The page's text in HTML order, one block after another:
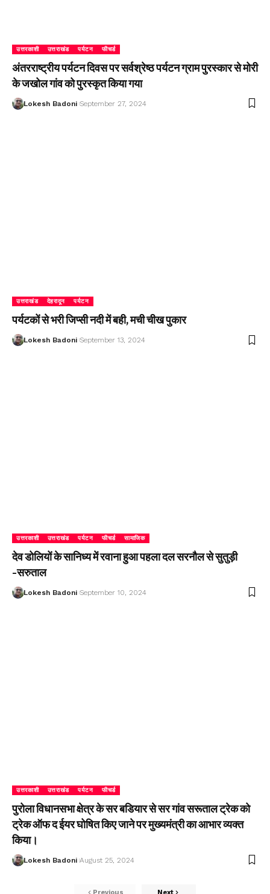
उत्तरकाशी उत्तराखंड पर्यटन फीचर्ड
अंतरराष्ट्रीय पर्यटन दिवस पर सर्वश्रेष्ठ पर्यटन ग्राम पुरस्कार से मोरी
के जखोल गांव को पुरस्कृत किया गया
Lokesh Badoni September 27, 2024
उत्तराखंड देहरादून पर्यटन
पर्यटकों से भरी जिप्सी नदी में बही, मची चीख पुकार
Lokesh Badoni September 13, 2024
उत्तरकाशी उत्तराखंड पर्यटन फीचर्ड सामाजिक
देव डोलियों के सानिध्य में रवाना हुआ पहला दल सरनौल से सुतुड़ी
-सरुताल
Lokesh Badoni September 10, 2024
उत्तरकाशी उत्तराखंड पर्यटन फीचर्ड
पुरोला विधानसभा क्षेत्र के सर बडियार से सर गांव सरूताल ट्रेक को
ट्रेक ऑफ द ईयर घोषित किए जाने पर मुख्यमंत्री का आभार व्यक्त
किया।
Lokesh Badoni August 25, 2024